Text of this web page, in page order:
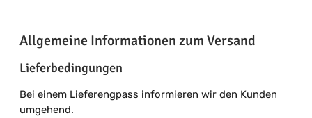
Allgemeine Informationen zum Versand
Lieferbedingungen
Bei einem Lieferengpass informieren wir den Kunden
umgehend.